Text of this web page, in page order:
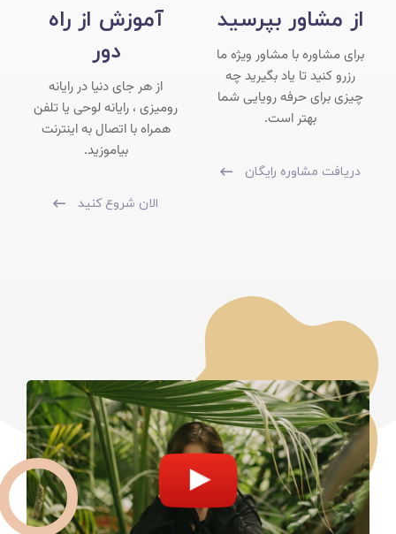
از مشاور بپرسید
برای مشاوره با مشاور ویژه ما
رزرو کنید تا یاد بگیرید چه
چیزی برای حرفه رویایی شما
بهتر است.
دریافت مشاوره رایگان
آموزش از راه
دور
از هر جای دنیا در رایانه
رومیزی ، رایانه لوحی یا تلفن
همراه با اتصال به اینترنت
بیاموزید.
الان شروع کنید